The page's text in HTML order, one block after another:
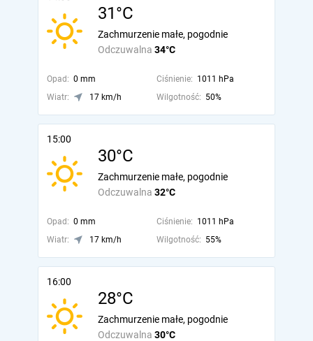
31°C
Odczuwalna 34°C
Zachmurzenie małe, pogodnie
Opad: 0 mm Ciśnienie: 1011 hPa
Wiatr:
17 km/h Wilgotność: 50%
15:00
30°C
Odczuwalna 32°C
Zachmurzenie małe, pogodnie
Opad: 0 mm Ciśnienie: 1011 hPa
Wiatr:
17 km/h Wilgotność: 55%
16:00
28°C
Odczuwalna 30°C
Zachmurzenie małe, pogodnie